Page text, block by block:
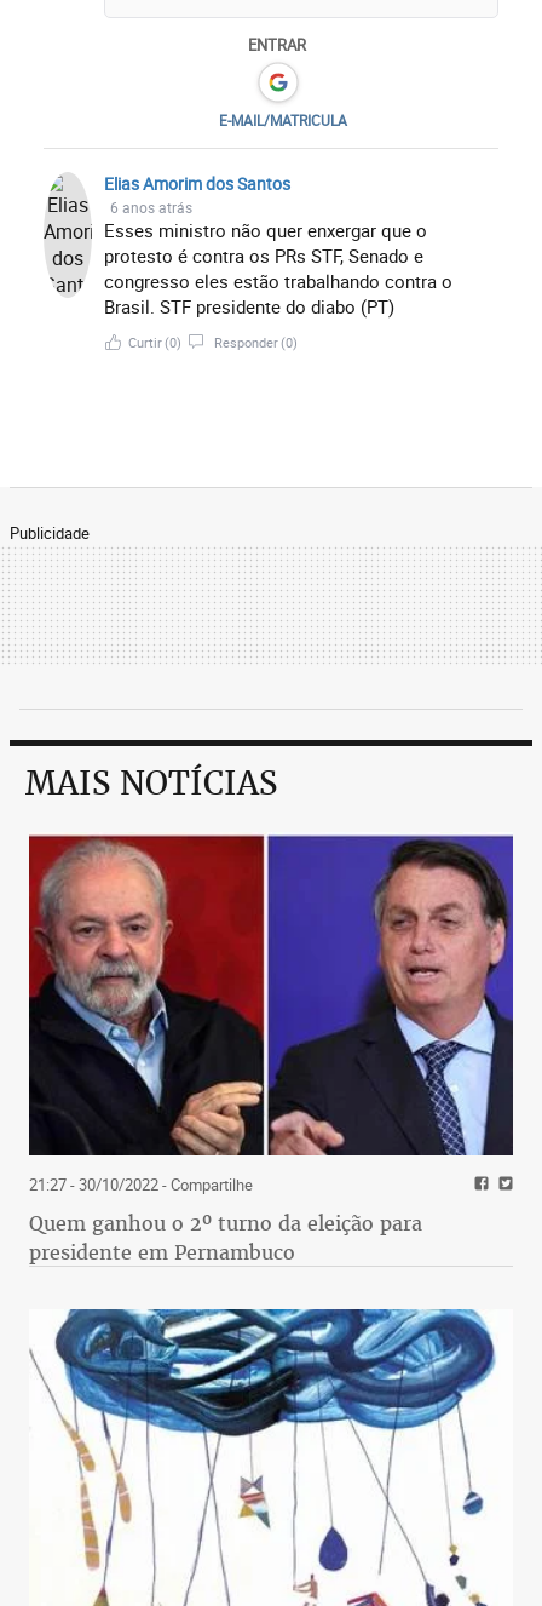
ENTRAR
E-MAIL/MATRICULA
Elias Amorim dos Santos
6 anos atrás
Esses ministro não quer enxergar que o
protesto é contra os PRs STF, Senado e
congresso eles estão trabalhando contra o
Brasil. STF presidente do diabo (PT)
Curtir(0) Responder(0)
Publicidade
MAIS NOTÍCIAS
21:27 - 30/10/2022- Compartilhe
Quem ganhou o 2º turno da eleição para
presidente em Pernambuco